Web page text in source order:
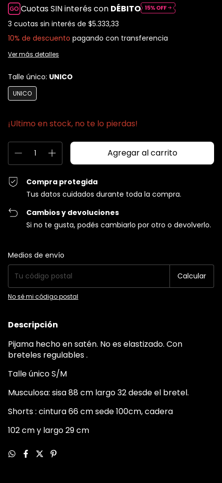
Cuotas SIN interés con DÉBITO
3 cuotas sin interés de $5.333,33
10% de descuento pagando con transferencia
Ver más detalles
Talle único: UNICO
UNICO
¡Ultimo en stock, no te lo pierdas!
Compra protegida
Tus datos cuidados durante toda la compra.
Cambios y devoluciones
Si no te gusta, podés cambiarlo por otro o devolverlo.
Entregas para el CP:
Medios de envío
Calcular
No sé mi código postal
Descripción
Pijama hecho en satén. No es elastizado. Con
breteles regulables .
Talle único S/M
Musculosa: sisa 88 cm largo 32 desde el bretel.
Shorts : cintura 66 cm sede 100cm, cadera
102 cm y largo 29 cm